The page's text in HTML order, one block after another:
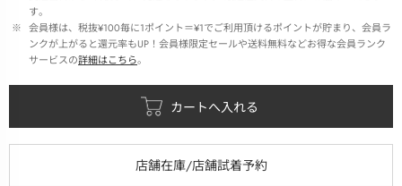
す。
※ 会員様は、税抜¥100毎に1ポイント＝¥1でご利用頂けるポイントが貯まり、会員ラ
ンクが上がると還元率もUP！会員様限定セールや送料無料などお得な会員ランク
サービスの詳細はこちら。